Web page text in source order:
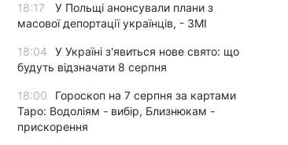
18:17
У Польщі анонсували плани з
масової депортації українців, - ЗМІ
18:04
У Україні з'явиться нове свято: що
будуть відзначати 8 серпня
18:00
Гороскоп на 7 серпня за картами
Таро: Водоліям - вибір, Близнюкам -
прискорення